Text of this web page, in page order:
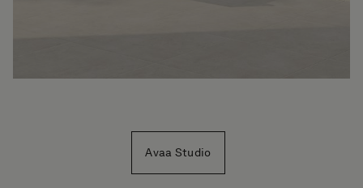
Avaa Studio